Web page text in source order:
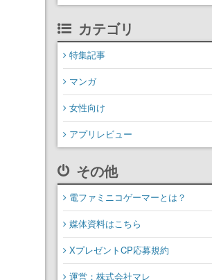
カテゴリ
特集記事
マンガ
女性向け
アプリレビュー
その他
電ファミニコゲーマーとは？
媒体資料はこちら
XプレゼントCP応募規約
運営：株式会社マレ